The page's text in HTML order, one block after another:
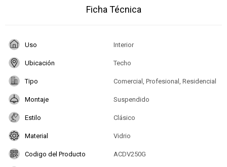
Ficha Técnica
Uso Interior
Ubicación Techo
Tipo Comercial, Profesional, Residencial
Montaje Suspendido
Estilo Clásico
Material Vidrio
Codigo del Producto ACDV250G